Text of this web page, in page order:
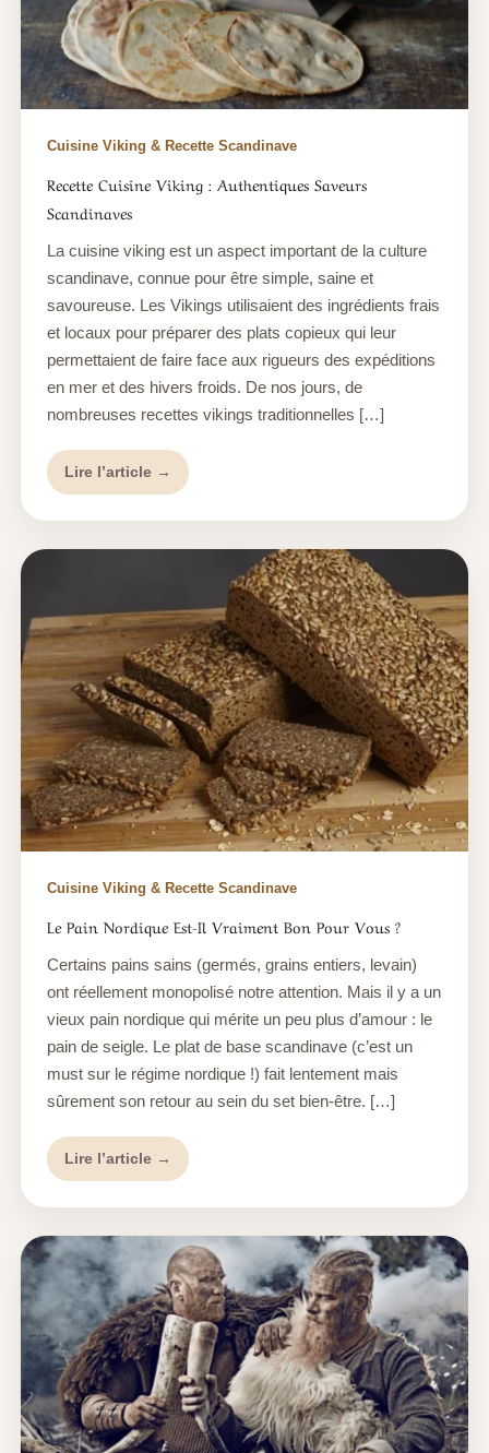
Cuisine Viking & Recette Scandinave
Recette Cuisine Viking : Authentiques Saveurs
Scandinaves
La cuisine viking est un aspect important de la culture
scandinave, connue pour être simple, saine et
savoureuse. Les Vikings utilisaient des ingrédients frais
et locaux pour préparer des plats copieux qui leur
permettaient de faire face aux rigueurs des expéditions
en mer et des hivers froids. De nos jours, de
nombreuses recettes vikings traditionnelles […]
Lire l’article →
Cuisine Viking & Recette Scandinave
Le Pain Nordique Est-Il Vraiment Bon Pour Vous ?
Certains pains sains (germés, grains entiers, levain)
ont réellement monopolisé notre attention. Mais il y a un
vieux pain nordique qui mérite un peu plus d’amour : le
pain de seigle. Le plat de base scandinave (c’est un
must sur le régime nordique !) fait lentement mais
sûrement son retour au sein du set bien-être. […]
Lire l’article →